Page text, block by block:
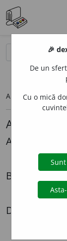
Articolul pe care
Alte
Alexandru
Mi-ar *place
Biografii
Radiografia
Dezbateri
🎉
De un
Cu o mică